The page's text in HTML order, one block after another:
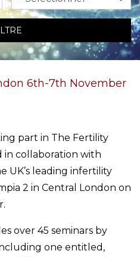
6th-7th November
part in The Fertility
in collaboration with
UK’s leading infertility
2 in Central London on
over 45 seminars by
one entitled,